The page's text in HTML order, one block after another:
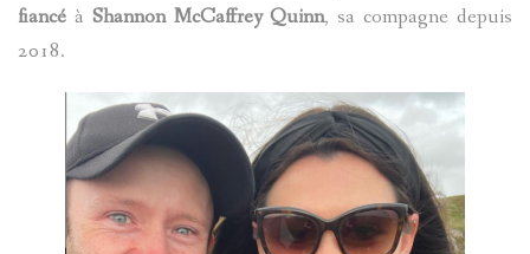
fiancé à Shannon McCaffrey Quinn, sa compagne depuis
2018.